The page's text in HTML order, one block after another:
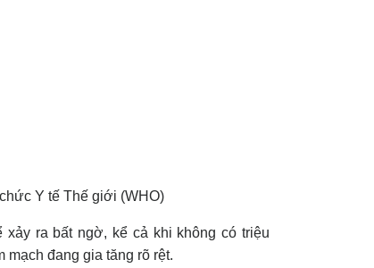
Y tế Thế giới (WHO)
ra bất ngờ, kể cả khi không có triệu
đang gia tăng rõ rệt.